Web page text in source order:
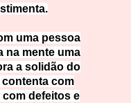
uma pessoa
na mente uma
a solidão do
com
defeitos e